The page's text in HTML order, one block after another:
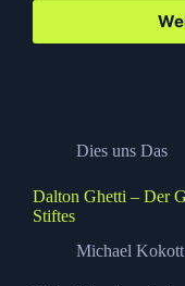
Dies uns Das
Dalton Ghetti – Der
Stiftes
Michael Kokott